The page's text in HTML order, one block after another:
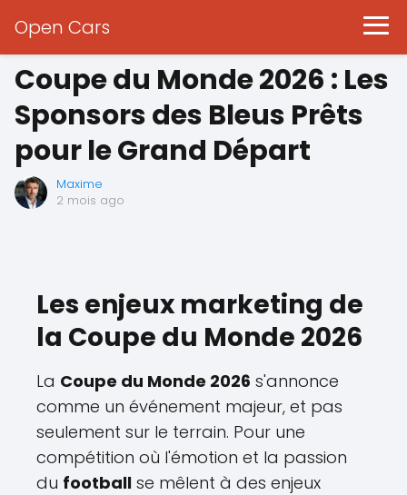
Open Cars
Coupe du Monde 2026 : Les
Sponsors des Bleus Prêts
pour le Grand Départ
Maxime
2 mois ago
Les enjeux marketing de
la Coupe du Monde 2026
La Coupe du Monde 2026 s'annonce
comme un événement majeur, et pas
seulement sur le terrain. Pour une
compétition où l'émotion et la passion
du football se mêlent à des enjeux